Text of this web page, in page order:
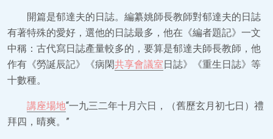
開篇是郁達夫的日誌。編纂姚師長教師對郁達夫的日誌
有著特殊的愛好，選他的日誌最多，他在《編者題記》一文
中稱：古代寫日誌產量較多的，要算是郁達夫師長教師，他
作有《勞誕辰記》《病閑共享會議室日誌》《重生日誌》等
十數種。
講座場地“一九三二年十月六日，（舊歷玄月初七日）禮
拜四，晴爽。”